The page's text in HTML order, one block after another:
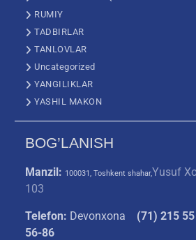
RUMIY
TADBIRLAR
TANLOVLAR
Uncategorized
YANGILIKLAR
YASHIL MAKON
BOG’LANISH
Manzil: 100031, Toshkent shahar,Yusuf
103
Telefon: Devonxona (71) 215
56-86